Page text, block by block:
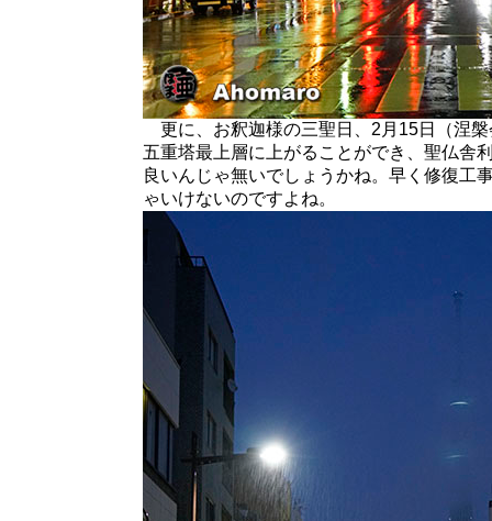
更に、お釈迦様の三聖日、2月15日（涅
五重塔最上層に上がることができ、聖仏舎
良いんじゃ無いでしょうかね。早く修復工
ゃいけないのですよね。